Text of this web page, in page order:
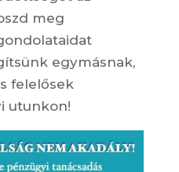
meg
egymásnak,
felelősek
utunkon!